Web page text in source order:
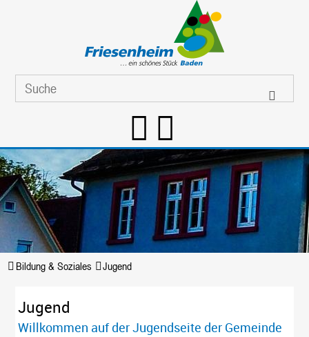
Bildung & Soziales Jugend
Jugend
Willkommen auf der Jugendseite der Gemeinde